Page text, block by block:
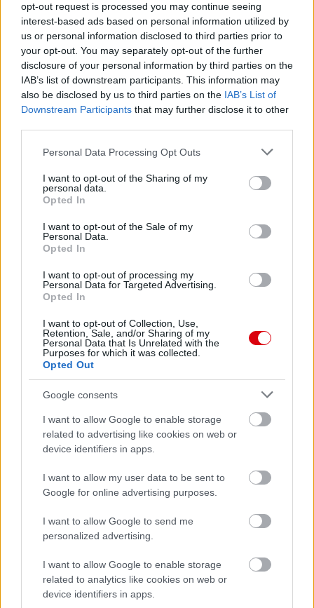
opt-out request is processed you may continue seeing
interest-based ads based on personal information utilized by
us or personal information disclosed to third parties prior to
your opt-out. You may separately opt-out of the further
disclosure of your personal information by third parties on the
IAB’s list of downstream participants. This information may
also be disclosed by us to third parties on the IAB’s List of
Downstream Participants that may further disclose it to other
Please note that this website/app uses one or more Google
not limited to your visit or usage behaviour. You may click to
grant or deny consent to Google and its third-party tags to
use your data for below specified purposes in below Google
consent section.
Personal Data Processing Opt Outs
I want to opt-out of the Sharing of my
personal data.
Opted In
I want to opt-out of the Sale of my
Personal Data.
Opted In
I want to opt-out of processing my
Personal Data for Targeted Advertising.
Opted In
I want to opt-out of Collection, Use,
Retention, Sale, and/or Sharing of my
Personal Data that Is Unrelated with the
Purposes for which it was collected.
Opted Out
Google consents
I want to allow Google to enable storage
related to advertising like cookies on web or
device identifiers in apps.
I want to allow my user data to be sent to
Google for online advertising purposes.
I want to allow Google to send me
personalized advertising.
I want to allow Google to enable storage
related to analytics like cookies on web or
device identifiers in apps.
Paris Saint-Germainvs
Manchester United
Felkészülési szezon 4. mérkőzés
Nya Ullevi, Göteborg
2026-08-08 17:00
Leeds Unitedvs Manchester United2026-08-12 20:30
AC MilanvsManchester United
ELŐZŐ MÉRKŐZÉSEK
Támogatás
Támogasd adományoddal
a ManUtdFanatics.hu működését!
Kapcsolódó hírek
TARTALÉK CSAPAT
HIVATALOS: THOMPSON A
UNITEDHEZ IGAZOLT